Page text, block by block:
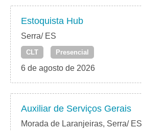
Estoquista Hub
Serra/ ES
CLT Presencial
6 de agosto de 2026
Auxiliar de Serviços Gerais
Morada de Laranjeiras, Serra/ ES